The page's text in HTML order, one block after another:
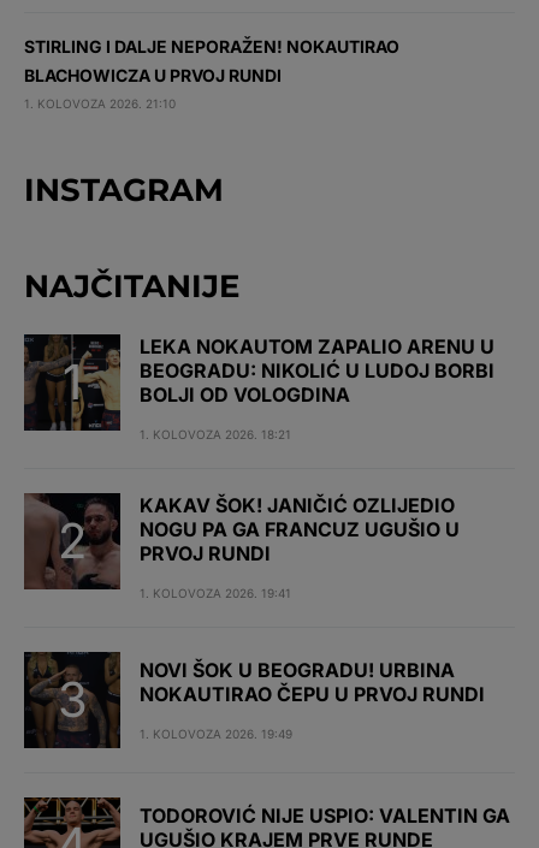
STIRLING I DALJE NEPORAŽEN! NOKAUTIRAO
BLACHOWICZA U PRVOJ RUNDI
1. KOLOVOZA 2026. 21:10
INSTAGRAM
NAJČITANIJE
LEKA NOKAUTOM ZAPALIO ARENU U
BEOGRADU: NIKOLIĆ U LUDOJ BORBI
BOLJI OD VOLOGDINA
1. KOLOVOZA 2026. 18:21
KAKAV ŠOK! JANIČIĆ OZLIJEDIO
NOGU PA GA FRANCUZ UGUŠIO U
PRVOJ RUNDI
1. KOLOVOZA 2026. 19:41
NOVI ŠOK U BEOGRADU! URBINA
NOKAUTIRAO ČEPU U PRVOJ RUNDI
1. KOLOVOZA 2026. 19:49
TODOROVIĆ NIJE USPIO: VALENTIN GA
UGUŠIO KRAJEM PRVE RUNDE